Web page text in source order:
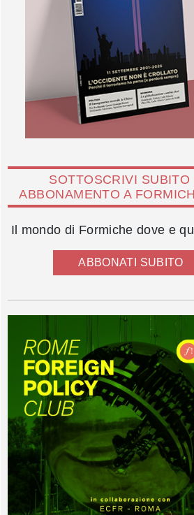
SOTTOSCRIVI SUBITO
ABBONAMENTO A
Il mondo di Formiche dove e
ABBONATI SUBITO